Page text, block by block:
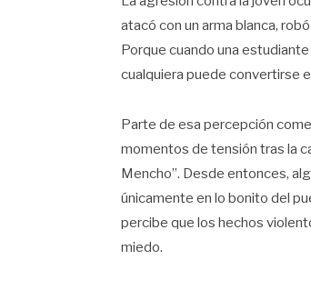
atacó con un arma blanca,
Porque cuando una
cualquiera puede convertirse
Parte de esa percepción
momentos de tensión tras la
Mencho”. Desde entonces,
únicamente en lo bonito del
percibe que los hechos
miedo.